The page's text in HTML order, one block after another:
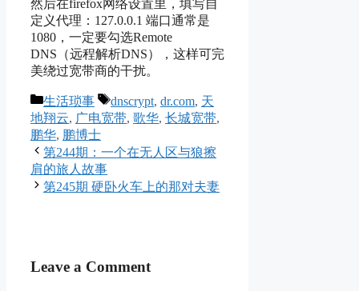
然后在firefox网络设置里，填写自
定义代理：127.0.0.1 端口通常是
1080，一定要勾选Remote
DNS（远程解析DNS），这样可完
美绕过宽带商的干扰。
Categories
生活琐事 Tags
dnscrypt, dr.com, 天
地翔云, 广电宽带, 歌华, 长城宽带,
鹏华, 鹏博士
第244期：一个在无人区与狼擦
肩的旅人故事
第245期 硬卧火车上的那对夫妻
Leave a Comment